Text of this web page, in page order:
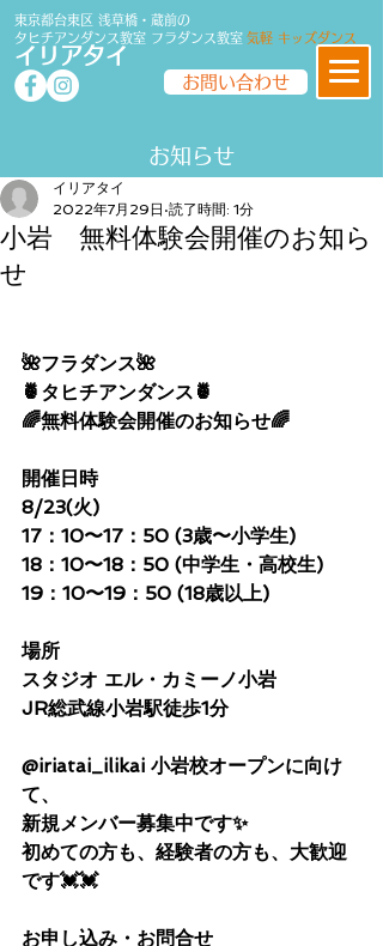
東京都台東区 浅草橋・蔵前の
タヒチアンダンス教室 フラダンス教室 気軽 キッズダンス
イリアタイ
お問い合わせ
​​お知らせ
小岩 無料体験会開催のお知ら
せ
イリアタイ
2022年7月29日 読了時間: 1分
🌺フラダンス🌺
🍍タヒチアンダンス🍍
🌈無料体験会開催のお知らせ🌈
開催日時
8/23(火)
17：10〜17：50 (3歳〜小学生)
18：10〜18：50 (中学生・高校生)
19：10〜19：50 (18歳以上)
場所
スタジオ エル・カミーノ小岩
JR総武線小岩駅徒歩1分
@iriatai_ilikai 小岩校オープンに向け
て、
新規メンバー募集中です✨
初めての方も、経験者の方も、大歓迎
です💓💓
お申し込み・お問合せ